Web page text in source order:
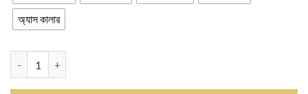
অ্যাস কালার